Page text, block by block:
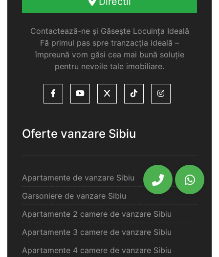
Contactează-ne și Găsește Locuința Ideală
Fă primul pas spre tranzacția ideală –
împreună vom găsi cea mai bună soluție
pentru nevoile tale imobiliare.
Oferte vanzare Sibiu
Apartamente de vanzare Sibiu
Garsoniere de vanzare Sibiu
Apartamente 2 camere de vanzare Sibiu
Apartamente 3 camere de vanzare Sibiu
Apartamente 4 camere de vanzare Sibiu